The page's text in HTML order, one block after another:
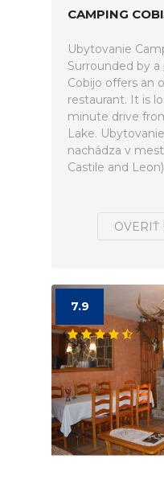
CAMPING
Ubytovanie
Surrounded by
Cobijo offers an
restaurant. It is
minute drive
Lake.
nachádza v
Castile and
OVERIŤ
7.9